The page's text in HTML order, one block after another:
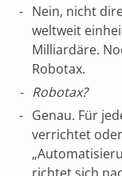
Nein, nicht
weltweit
Milliardäre.
Robotax.
Robotax?
Genau. Für
verrichtet